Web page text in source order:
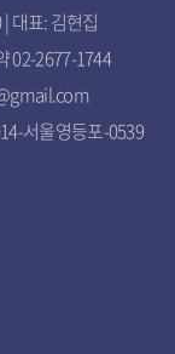
대표: 김현집
02-2677-1744
서울영등포-0539